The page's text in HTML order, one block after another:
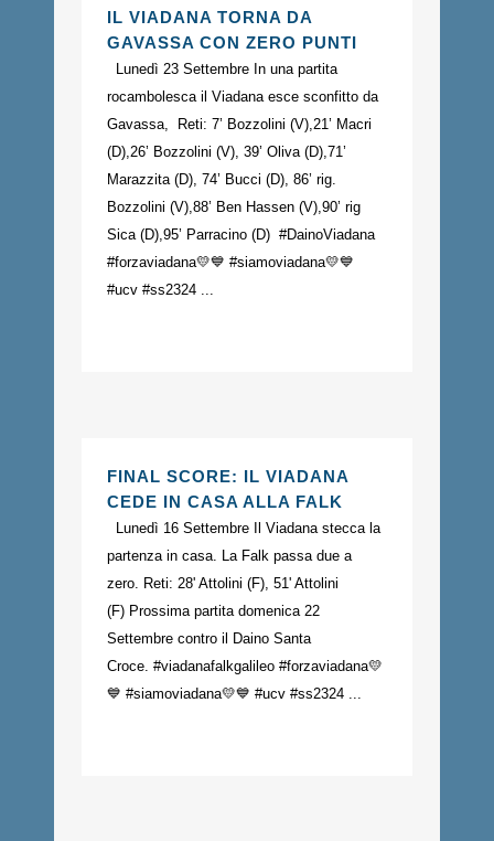
IL VIADANA TORNA DA
GAVASSA CON ZERO PUNTI
Lunedì 23 Settembre In una partita
rocambolesca il Viadana esce sconfitto da
Gavassa, Reti: 7’ Bozzolini (V),21’ Macri
(D),26’ Bozzolini (V), 39’ Oliva (D),71’
Marazzita (D), 74’ Bucci (D), 86’ rig.
Bozzolini (V),88’ Ben Hassen (V),90’ rig
Sica (D),95’ Parracino (D) #DainoViadana
#forzaviadana💛💙 #siamoviadana💛💙
#ucv #ss2324 ...
FINAL SCORE: IL VIADANA
CEDE IN CASA ALLA FALK
Lunedì 16 Settembre Il Viadana stecca la
partenza in casa. La Falk passa due a
zero. Reti: 28' Attolini (F), 51' Attolini
(F) Prossima partita domenica 22
Settembre contro il Daino Santa
Croce. #viadanafalkgalileo #forzaviadana💛
💙 #siamoviadana💛💙 #ucv #ss2324 ...